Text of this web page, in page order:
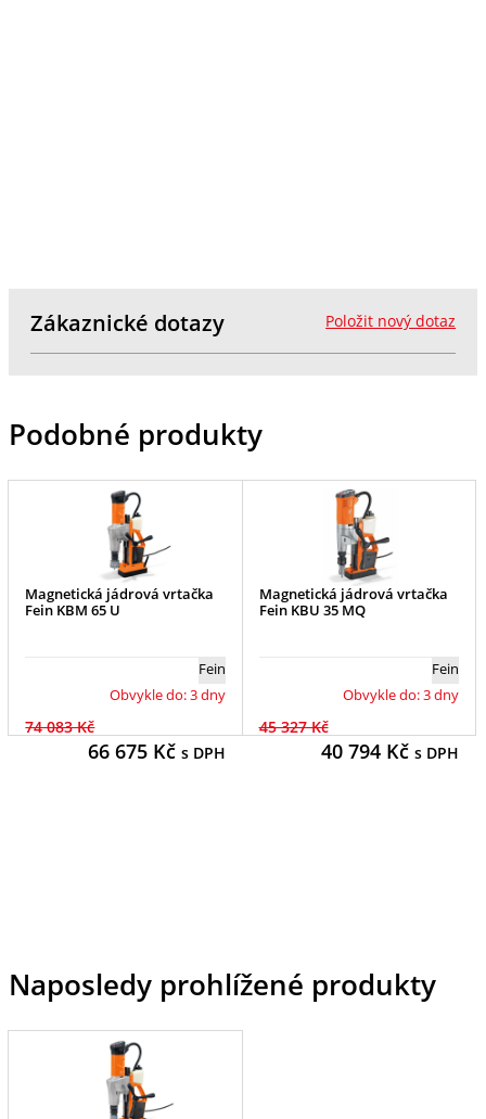
Položit nový dotaz
Zákaznické dotazy
Podobné produkty
Magnetická jádrová vrtačka
Fein KBM 65 U
Fein
Obvykle do: 3 dny
74 083 Kč
66 675Kč s DPH
Magnetická jádrová vrtačka
Fein KBU 35 MQ
Fein
Obvykle do: 3 dny
45 327 Kč
40 794Kč s DPH
Naposledy prohlížené produkty